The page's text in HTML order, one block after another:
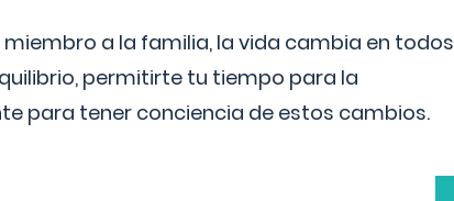
a la familia, la vida cambia en todos
permitirte tu tiempo para la
para tener conciencia de estos cambios.